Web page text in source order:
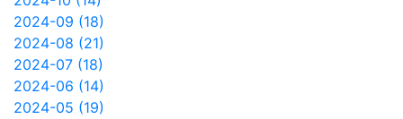
2024-09 (18)
2024-08 (21)
2024-07 (18)
2024-06 (14)
2024-05 (19)